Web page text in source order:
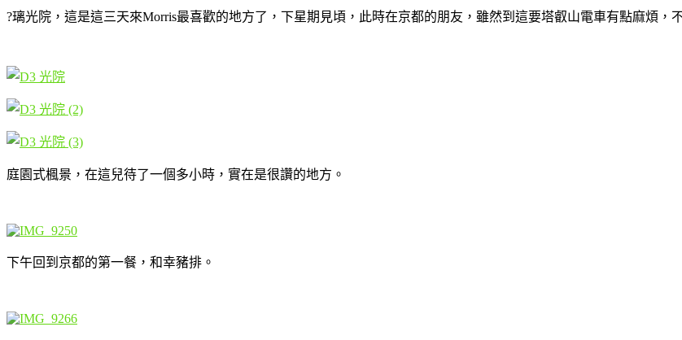
?璃光院，這是這三天來Morris最喜歡的地方了，下星期見頃，此時在京都的朋友，雖然到這要塔叡山電車有點麻煩，
庭園式楓景，在這兒待了一個多小時，實在是很讚的地方。
下午回到京都的第一餐，和幸豬排。